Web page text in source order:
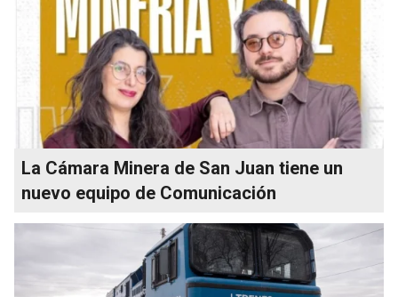
La Cámara Minera de San Juan tiene un
nuevo equipo de Comunicación